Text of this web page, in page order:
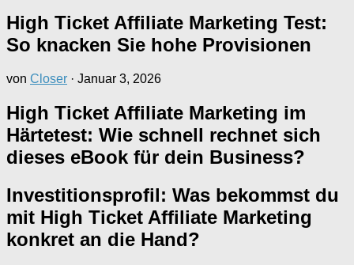
High Ticket Affiliate Marketing Test:
So knacken Sie hohe Provisionen
von Closer · Januar 3, 2026
High Ticket Affiliate Marketing im
Härtetest: Wie schnell rechnet sich
dieses eBook für dein Business?
Investitionsprofil: Was bekommst du
mit High Ticket Affiliate Marketing
konkret an die Hand?